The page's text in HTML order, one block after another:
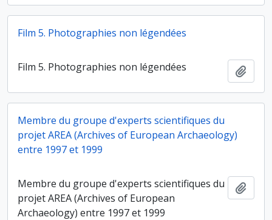
Film 5. Photographies non légendées
Film 5. Photographies non légendées
Membre du groupe d'experts scientifiques du
projet AREA (Archives of European Archaeology)
entre 1997 et 1999
Membre du groupe d'experts scientifiques du
projet AREA (Archives of European
Archaeology) entre 1997 et 1999